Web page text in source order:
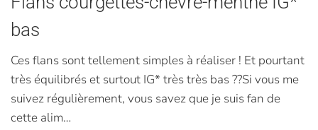
bas
Ces flans sont tellement simples à réaliser ! Et pourtant
très équilibrés et surtout IG* très très bas ??Si vous me
suivez régulièrement, vous savez que je suis fan de
cette alim…